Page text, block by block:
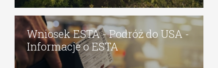
Wniosek ESTA - Podróż do USA -
Informacje o ESTA